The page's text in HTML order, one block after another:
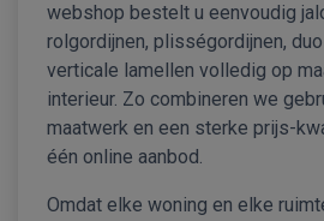
webshop bestelt u eenvoudig
rolgordijnen, plisségordijnen,
verticale lamellen volledig op
interieur. Zo combineren we
maatwerk en een sterke prijs-
één online aanbod.
Omdat elke woning en elke